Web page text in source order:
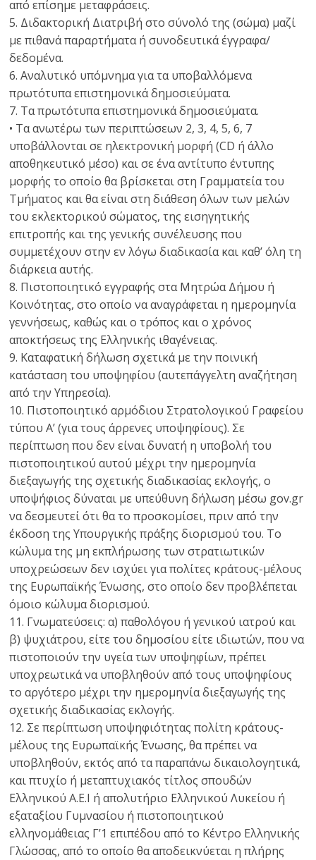
από επίσημε μεταφράσεις.
5. Διδακτορική Διατριβή στο σύνολό της (σώμα) μαζί
με πιθανά παραρτήματα ή συνοδευτικά έγγραφα/
δεδομένα.
6. Αναλυτικό υπόμνημα για τα υποβαλλόμενα
πρωτότυπα επιστημονικά δημοσιεύματα.
7. Τα πρωτότυπα επιστημονικά δημοσιεύματα.
• Τα ανωτέρω των περιπτώσεων 2, 3, 4, 5, 6, 7
υποβάλλονται σε ηλεκτρονική μορφή (CD ή άλλο
αποθηκευτικό μέσο) και σε ένα αντίτυπο έντυπης
μορφής το οποίο θα βρίσκεται στη Γραμματεία του
Τμήματος και θα είναι στη διάθεση όλων των μελών
του εκλεκτορικού σώματος, της εισηγητικής
επιτροπής και της γενικής συνέλευσης που
συμμετέχουν στην εν λόγω διαδικασία και καθ’ όλη τη
διάρκεια αυτής.
8. Πιστοποιητικό εγγραφής στα Μητρώα Δήμου ή
Κοινότητας, στο οποίο να αναγράφεται η ημερομηνία
γεννήσεως, καθώς και ο τρόπος και ο χρόνος
αποκτήσεως της Ελληνικής ιθαγένειας.
9. Καταφατική δήλωση σχετικά με την ποινική
κατάσταση του υποψηφίου (αυτεπάγγελτη αναζήτηση
από την Υπηρεσία).
10. Πιστοποιητικό αρμόδιου Στρατολογικού Γραφείου
τύπου Α’ (για τους άρρενες υποψηφίους). Σε
περίπτωση που δεν είναι δυνατή η υποβολή του
πιστοποιητικού αυτού μέχρι την ημερομηνία
διεξαγωγής της σχετικής διαδικασίας εκλογής, ο
υποψήφιος δύναται με υπεύθυνη δήλωση μέσω gov.gr
να δεσμευτεί ότι θα το προσκομίσει, πριν από την
έκδοση της Υπουργικής πράξης διορισμού του. Το
κώλυμα της μη εκπλήρωσης των στρατιωτικών
υποχρεώσεων δεν ισχύει για πολίτες κράτους-μέλους
της Ευρωπαϊκής Ένωσης, στο οποίο δεν προβλέπεται
όμοιο κώλυμα διορισμού.
11. Γνωματεύσεις: α) παθολόγου ή γενικού ιατρού και
β) ψυχιάτρου, είτε του δημοσίου είτε ιδιωτών, που να
πιστοποιούν την υγεία των υποψηφίων, πρέπει
υποχρεωτικά να υποβληθούν από τους υποψηφίους
το αργότερο μέχρι την ημερομηνία διεξαγωγής της
σχετικής διαδικασίας εκλογής.
12. Σε περίπτωση υποψηφιότητας πολίτη κράτους-
μέλους της Ευρωπαϊκής Ένωσης, θα πρέπει να
υποβληθούν, εκτός από τα παραπάνω δικαιολογητικά,
και πτυχίο ή μεταπτυχιακός τίτλος σπουδών
Ελληνικού Α.Ε.Ι ή απολυτήριο Ελληνικού Λυκείου ή
εξαταξίου Γυμνασίου ή πιστοποιητικού
ελληνομάθειας Γ’1 επιπέδου από το Κέντρο Ελληνικής
Γλώσσας, από το οποίο θα αποδεικνύεται η πλήρης